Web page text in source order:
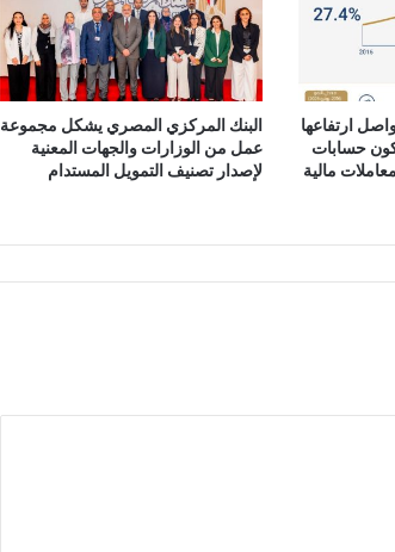
ارتفاعها
حسابات
مالية
البنك المركزي المصري يشكل مجموعة
عمل من الوزارات والجهات المعنية
لإصدار تصنيف التمويل المستدام